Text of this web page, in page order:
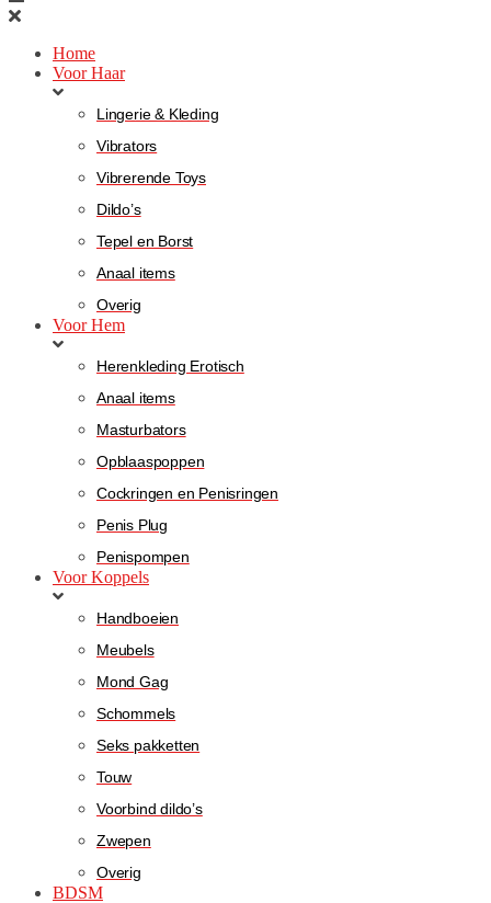
Home
Voor Haar
Lingerie & Kleding
Vibrators
Vibrerende Toys
Dildo’s
Tepel en Borst
Anaal items
Overig
Voor Hem
Herenkleding Erotisch
Anaal items
Masturbators
Opblaaspoppen
Cockringen en Penisringen
Penis Plug
Penispompen
Voor Koppels
Handboeien
Meubels
Mond Gag
Schommels
Seks pakketten
Touw
Voorbind dildo’s
Zwepen
Overig
BDSM